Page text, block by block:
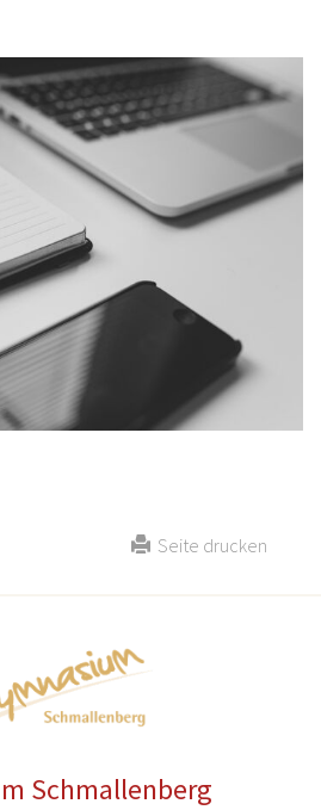
Seite drucken
Schmallenberg